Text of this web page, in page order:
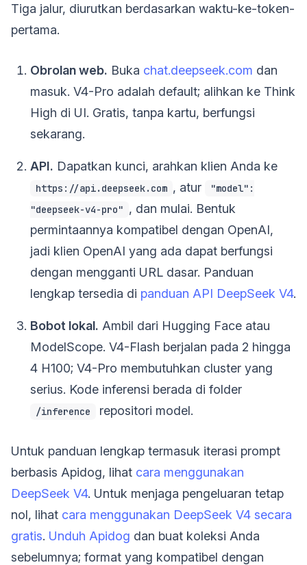
Tiga jalur, diurutkan berdasarkan waktu-ke-token-
pertama.
Obrolan web. Buka chat.deepseek.com dan
masuk. V4-Pro adalah default; alihkan ke Think
High di UI. Gratis, tanpa kartu, berfungsi
sekarang.
API. Dapatkan kunci, arahkan klien Anda ke
https://api.deepseek.com , atur
"model":
"deepseek-v4-pro" , dan mulai. Bentuk
permintaannya kompatibel dengan OpenAI,
jadi klien OpenAI yang ada dapat berfungsi
dengan mengganti URL dasar. Panduan
lengkap tersedia di panduan API DeepSeek V4.
Bobot lokal. Ambil dari Hugging Face atau
ModelScope. V4-Flash berjalan pada 2 hingga
4 H100; V4-Pro membutuhkan cluster yang
serius. Kode inferensi berada di folder
/inference repositori model.
Untuk panduan lengkap termasuk iterasi prompt
berbasis Apidog, lihat cara menggunakan
DeepSeek V4. Untuk menjaga pengeluaran tetap
nol, lihat cara menggunakan DeepSeek V4 secara
gratis. Unduh Apidog dan buat koleksi Anda
sebelumnya; format yang kompatibel dengan